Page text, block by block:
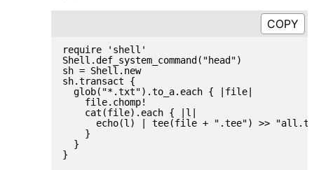
require 'shell'
Shell.def_system_command("head")
sh = Shell.new
sh.transact {
  glob("*.txt").to_a.each { |file|
    file.chomp!
    cat(file).each { |l|
echo(l) | tee(file + ".tee") >>
    }
  }